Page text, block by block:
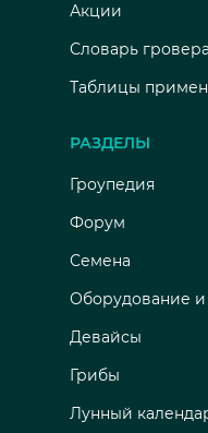
Акции
Словарь гровера
Таблицы
РАЗДЕЛЫ
Гроупедия
Форум
Семена
Оборудование
Девайсы
Грибы
Лунный